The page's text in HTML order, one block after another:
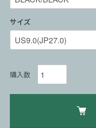
サイズ
購入数